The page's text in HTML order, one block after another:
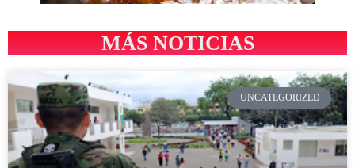
MÁS NOTICIAS
UNCATEGORIZED